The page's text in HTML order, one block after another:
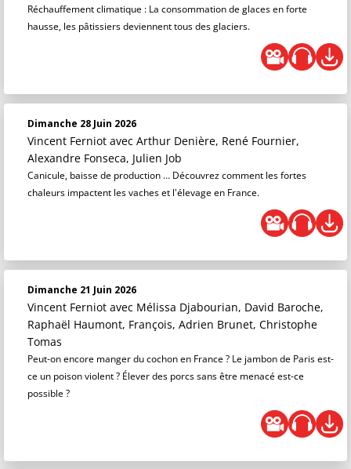
Réchauffement climatique : La consommation de glaces en forte
hausse, les pâtissiers deviennent tous des glaciers.
Dimanche 28 Juin 2026
Vincent Ferniot avec Arthur Denière, René Fournier,
Alexandre Fonseca, Julien Job
Canicule, baisse de production … Découvrez comment les fortes
chaleurs impactent les vaches et l'élevage en France.
Dimanche 21 Juin 2026
Vincent Ferniot avec Mélissa Djabourian, David Baroche,
Raphaël Haumont, François, Adrien Brunet, Christophe
Tomas
Peut-on encore manger du cochon en France ? Le jambon de Paris est-
ce un poison violent ? Élever des porcs sans être menacé est-ce
possible ?